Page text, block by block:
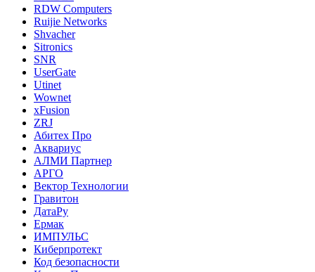
RDW Computers
Ruijie Networks
Shvacher
Sitronics
SNR
UserGate
Utinet
Wownet
xFusion
ZRJ
Абитех Про
Аквариус
АЛМИ Партнер
АРГО
Вектор Технологии
Гравитон
ДатаРу
Ермак
ИМПУЛЬС
Киберпротект
Код безопасности